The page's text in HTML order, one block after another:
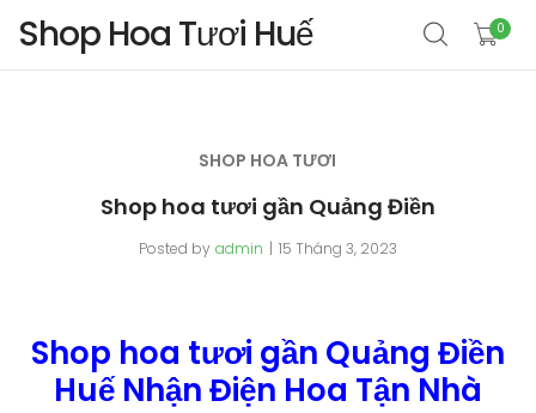
Shop Hoa Tươi Huế 0
SHOP HOA TƯƠI
Shop hoa tươi gần Quảng Điền
Posted by admin 15 Tháng 3, 2023
Shop hoa tươi gần Quảng Điền
Huế Nhận Điện Hoa Tận Nhà